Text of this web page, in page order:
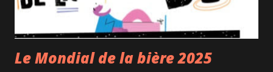
ludiques, joyeux et colorés qui nous font retomber en
enfance. Cet immense t...
Le Mondial de la bière 2025